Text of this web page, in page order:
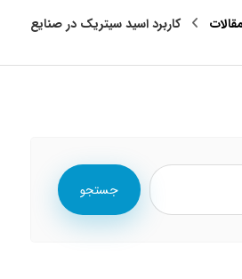
مقالات کاربرد اسید سیتریک در صنایع
جستجو